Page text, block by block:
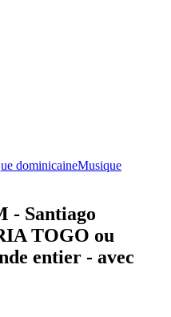
dominicaineMusique
- Santiago
TOGO ou
entier - avec